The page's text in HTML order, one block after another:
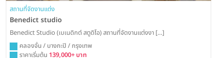
สถานที่จัดงานแต่ง
Benedict studio
Benedict Studio (เบเนดิกต์ สตูดิโอ) สถานที่จัดงานแต่งงา […]
คลองจั่น / บางกะปิ / กรุงเทพ
ราคาเริ่มต้น 139,000+ บาท